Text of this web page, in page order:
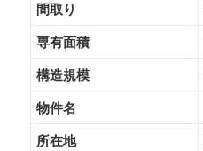
間取り
専有面積
構造規模
物件名
所在地